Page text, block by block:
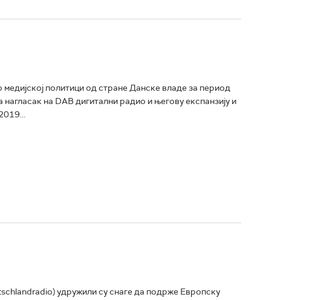
политици од стране Данске владе за период
на DAB дигитални радио и његову експанзију и
удружили су снаге да подрже Европску